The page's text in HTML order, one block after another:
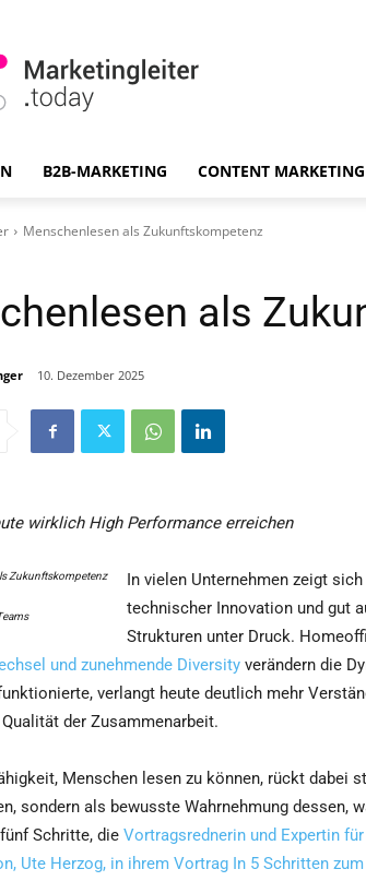
B2B-MARKETING CONTENT MARKETING
Menschenlesen als Zukunftskompetenz
als
10. Dezember 2025
wirklich High Performance erreichen
In vielen Unternehmen zeigt
technischer Innovation und gut
Strukturen unter Druck.
und zunehmende Diversity verändern die
verlangt heute deutlich mehr
der Zusammenarbeit.
Menschen lesen zu können, rückt dabei
sondern als bewusste Wahrnehmung dessen,
Schritte, die Vortragsrednerin und Expertin
Ute Herzog, in ihrem Vortrag In 5 Schritten